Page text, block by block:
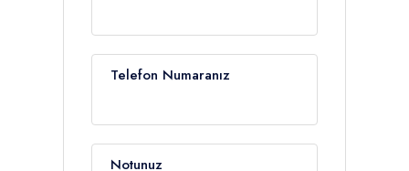
Telefon Numaranız
Notunuz